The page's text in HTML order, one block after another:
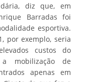
diz que, em
Barradas foi
esportiva.
por exemplo, seria
custos do
mobilização de
apenas em